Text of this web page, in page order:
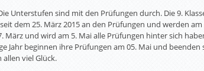
Unterstufen sind mit den Prüfungen durch. Die 9.
dem 25. März 2015 an den Prüfungen und werden am
März und wird am 5. Mai alle Prüfungen hinter sich
Jahr beginnen ihre Prüfungen am 05. Mai und beenden
viel Glück.